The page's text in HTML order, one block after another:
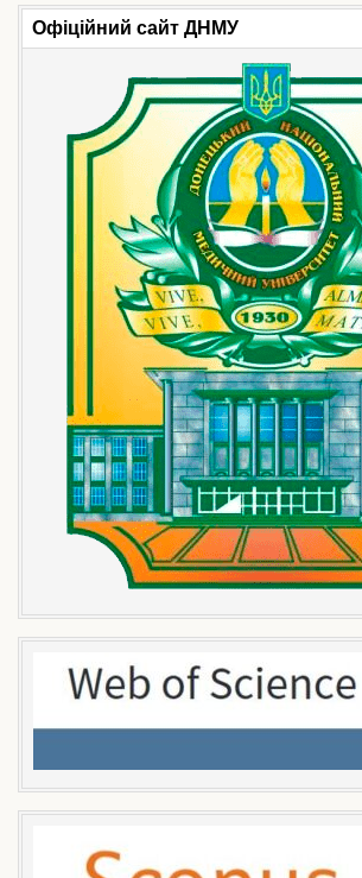
Офіційний сайт ДНМУ